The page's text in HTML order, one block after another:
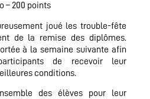
– 200 points
joué les trouble-fête
de la remise des diplômes.
à la semaine suivante afin
de recevoir leur
conditions.
des élèves pour leur